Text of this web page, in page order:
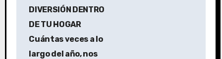
DIVERSIÓN DENTRO
DE TU HOGAR
Cuántas veces a lo
largo del año, nos